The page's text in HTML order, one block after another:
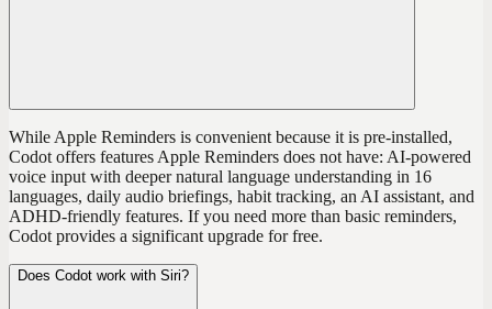
While Apple Reminders is convenient because it is pre-installed,
Codot offers features Apple Reminders does not have: AI-powered
voice input with deeper natural language understanding in 16
languages, daily audio briefings, habit tracking, an AI assistant, and
ADHD-friendly features. If you need more than basic reminders,
Codot provides a significant upgrade for free.
Does Codot work with Siri?